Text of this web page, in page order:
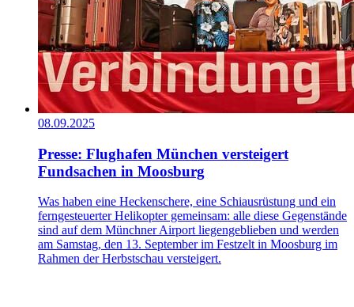
08.09.2025
Presse: Flughafen München versteigert
Fundsachen in Moosburg
Was haben eine Heckenschere, eine Schiausrüstung und ein
ferngesteuerter Helikopter gemeinsam: alle diese Gegenstände
sind auf dem Münchner Airport liegengeblieben und werden
am Samstag, den 13. September im Festzelt in Moosburg im
Rahmen der Herbstschau versteigert.